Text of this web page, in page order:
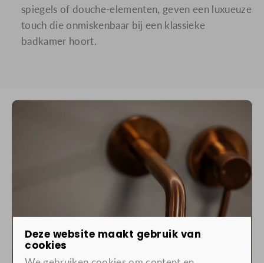
Deze website maakt gebruik van
cookies
spiegels of douche-elementen, geven een luxueuze
touch die onmiskenbaar bij een klassieke
badkamer hoort.